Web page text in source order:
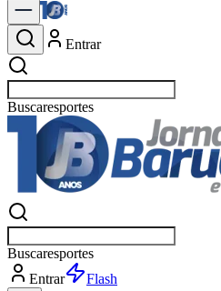
Entrar
Buscarpolítica
Buscarpolítica
Entrar
Explorar